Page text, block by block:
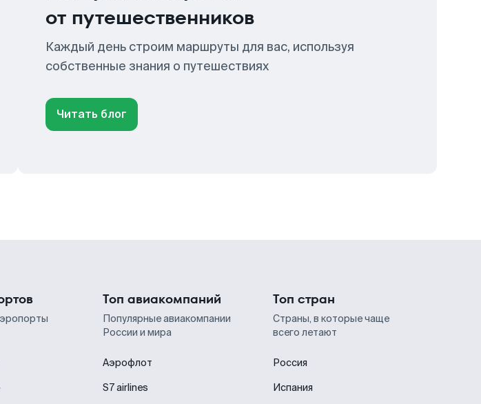
от путешественников
Каждый день строим маршруты для вас, используя
собственные знания о путешествиях
Читать блог
Топ авиакомпаний
Популярные авиакомпании
России и мира
Аэрофлот
S7 airlines
Топ стран
Страны, в которые чаще
всего летают
Россия
Испания